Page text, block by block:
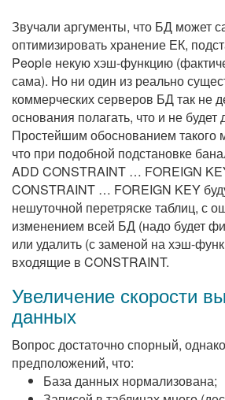
Звучали аргументы, что БД может
оптимизировать хранение ЕК,
People некую хэш-функцию
сама). Hо ни один из реально
коммерческих серверов БД так не
основания полагать, что и не будет
Простейшим обоснованием такого
что при подобной подстановке
ADD CONSTRAINT … FOREIGN
CONSTRAINT … FOREIGN KEY
нешуточной перетряске таблиц, с
изменением всей БД (надо будет
или удалить (с заменой на хэш-
входящие в CONSTRAINT.
Увеличение скорости
данных
Вопрос достаточно спорный,
предположений, что:
База данных нормализована;